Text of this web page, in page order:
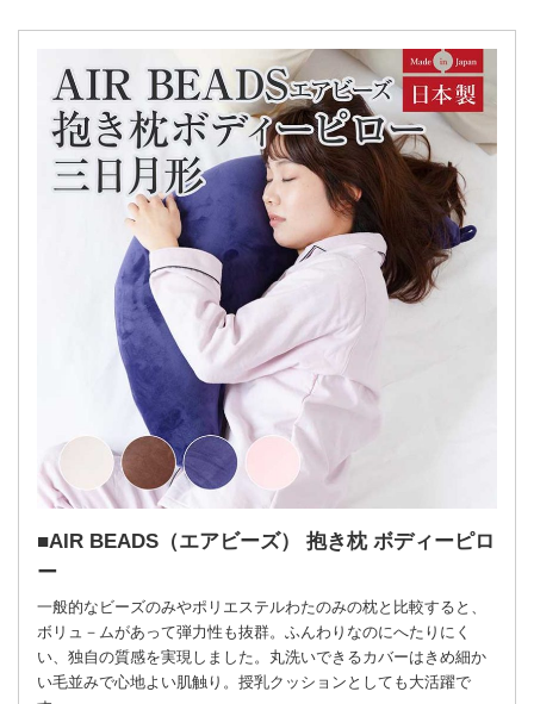
AIR BEADS（エアビーズ） 抱き枕 ボディーピロ
ー
一般的なビーズのみやポリエステルわたのみの枕と比較すると、
ボリュ－ムがあって弾力性も抜群。ふんわりなのにへたりにく
い、独自の質感を実現しました。丸洗いできるカバーはきめ細か
い毛並みで心地よい肌触り。授乳クッションとしても大活躍で